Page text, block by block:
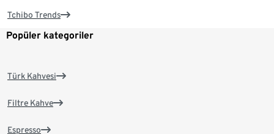
Tchibo Trends
Popüler kategoriler
Türk Kahvesi
Filtre Kahve
Espresso